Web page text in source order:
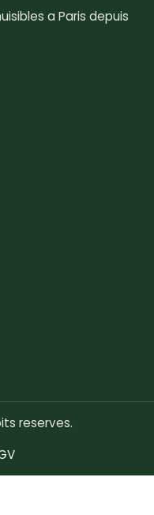
a Paris depuis
reserves.